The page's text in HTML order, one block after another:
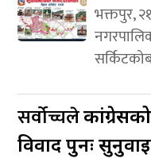
भक्तपुर,
सर्वोच्चले
विवाद पुनः